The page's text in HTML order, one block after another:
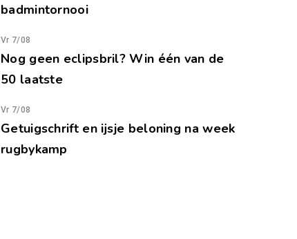
badmintornooi
Vr 7/08
Nog geen eclipsbril? Win één van de
50 laatste
Vr 7/08
Getuigschrift en ijsje beloning na week
rugbykamp